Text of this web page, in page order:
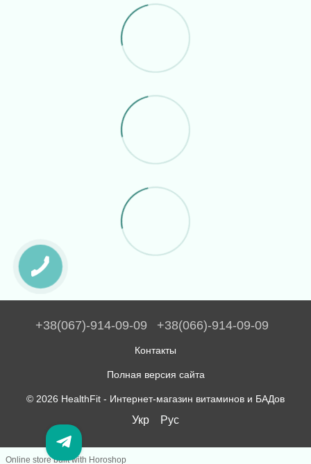
+38(067)-914-09-09 +38(066)-914-09-09
Контакты
Полная версия сайта
© 2026 HealthFit - Интернет-магазин витаминов и БАДов
Укр Рус
Online store built with Horoshop
вітамінів